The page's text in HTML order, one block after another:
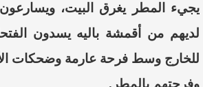
يجيء المطر يغرق البيت،
لديهم من أقمشة باليه يسدون
للخارج وسط فرحة عارمة وضحكات
وفرحتهم بالمطر.